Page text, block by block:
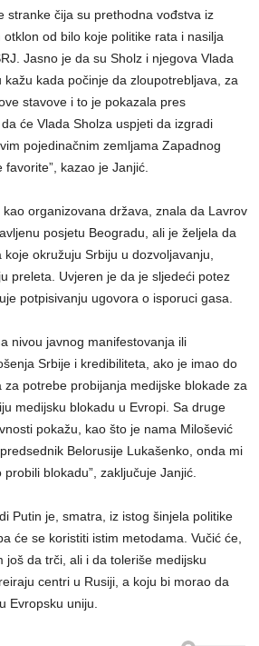
stranke čija su prethodna vođstva iz
od bilo koje politike rata i nasilja
Jasno je da su Sholz i njegova Vlada
kažu kada počinje da zloupotrebljava, za
stavove i to je pokazala pres
će Vlada Sholza uspjeti da izgradi
pojedinačnim zemljama Zapadnog
kazao je Janjić.
organizovana država, znala da Lavrov
posjetu Beogradu, ali je željela da
okružuju Srbiju u dozvoljavanju,
preleta. Uvjeren je da je sljedeći potez
potpisivanju ugovora o isporuci gasa.
nivou javnog manifestovanja ili
Srbije i kredibiliteta, ako je imao do
za potrebe probijanja medijske blokade za
medijsku blokadu u Evropi. Sa druge
pokažu, kao što je nama Milošević
Belorusije Lukašenko, onda mi
blokadu”, zaključuje Janjić.
Putin je, smatra, iz istog šinjela politike
će se koristiti istim metodama. Vučić će,
još da trči, ali i da toleriše medijsku
centri u Rusiji, a koju bi morao da
Evropsku uniju.